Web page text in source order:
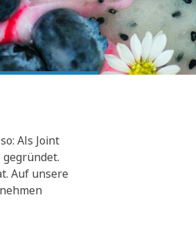
Als Joint
Auf unsere